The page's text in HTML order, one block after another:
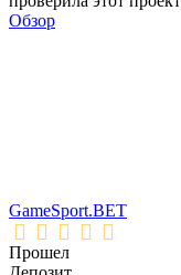
Обзор
GameSport.BET
Прошел